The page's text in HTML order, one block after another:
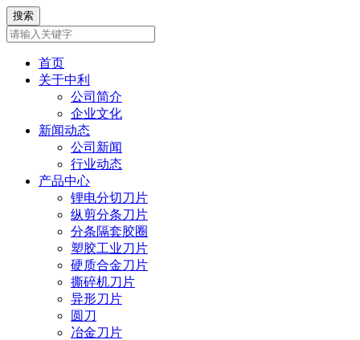
首页
关于中利
公司简介
企业文化
新闻动态
公司新闻
行业动态
产品中心
锂电分切刀片
纵剪分条刀片
分条隔套胶圈
塑胶工业刀片
硬质合金刀片
撕碎机刀片
异形刀片
圆刀
冶金刀片